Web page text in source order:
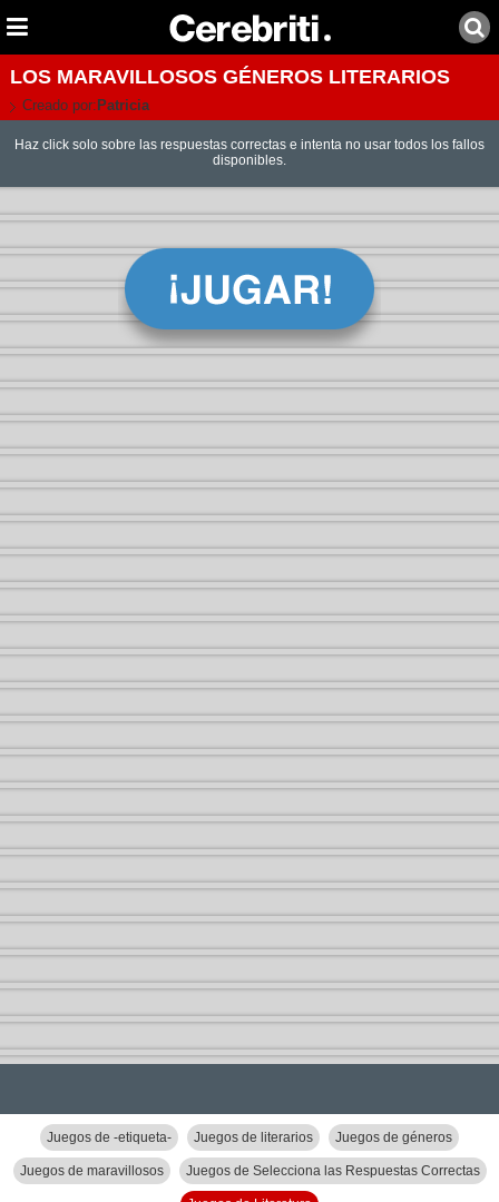
LOS MARAVILLOSOS GÉNEROS LITERARIOS
Creado por: Patricia
Haz click solo sobre las respuestas correctas e intenta no usar todos los fallos
disponibles.
Juegos de -etiqueta- Juegos de literarios Juegos de géneros
Juegos de maravillosos Juegos de Selecciona las Respuestas Correctas